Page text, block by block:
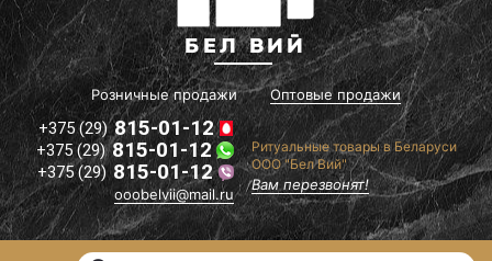
Розничные продажи Оптовые продажи
+375 (29) 815-01-12
+375 (29) 815-01-12
+375 (29) 815-01-12
ooobelvii@mail.ru
Ритуальные товары в Беларуси
ООО "Бел Вий"
Вам перезвонят!
перезвонят!